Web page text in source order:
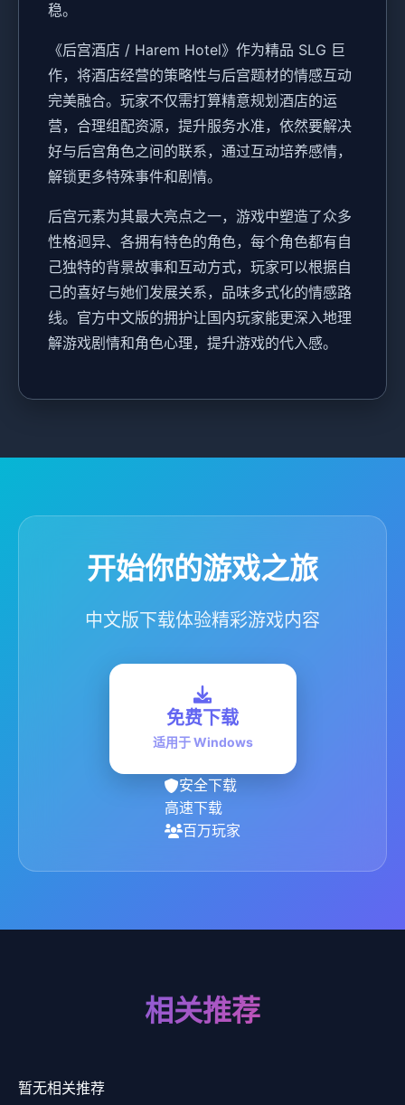
稳。
《后宫酒店 / Harem Hotel》作为精品 SLG 巨
作，将酒店经营的策略性与后宫题材的情感互动
完美融合。玩家不仅需打算精意规划酒店的运
营，合理组配资源，提升服务水准，依然要解决
好与后宫角色之间的联系，通过互动培养感情，
解锁更多特殊事件和剧情。
后宫元素为其最大亮点之一，游戏中塑造了众多
性格迥异、各拥有特色的角色，每个角色都有自
己独特的背景故事和互动方式，玩家可以根据自
己的喜好与她们发展关系，品味多式化的情感路
线。官方中文版的拥护让国内玩家能更深入地理
解游戏剧情和角色心理，提升游戏的代入感。
开始你的游戏之旅
中文版下载体验精彩游戏内容
免费下载
适用于 Windows
安全下载
高速下载
百万玩家
相关推荐
暂无相关推荐